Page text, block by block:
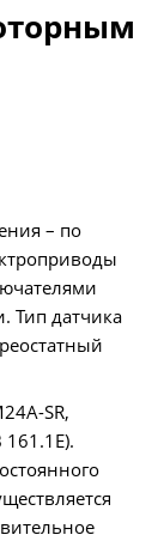
– по
Тип датчика
SR,
161.1E).